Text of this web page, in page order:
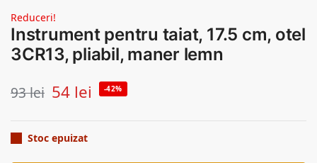
Reduceri!
Instrument pentru taiat, 17.5 cm, otel
3CR13, pliabil, maner lemn
93lei 54 lei -42%
Stoc epuizat